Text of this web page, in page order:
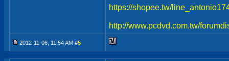
https://shopee.tw/
http://www.pcdvd.com.tw/
2012-11-06, 11:54 AM #5